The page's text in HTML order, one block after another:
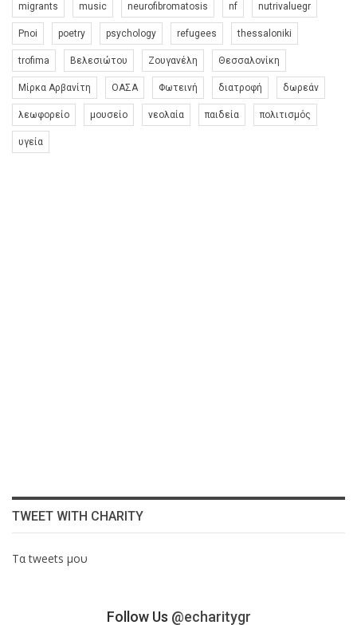
migrants music neurofibromatosis nf nutrivaluegr
Pnoi poetry psychology refugees thessaloniki
trofima Βελεσιώτου Ζουγανέλη Θεσσαλονίκη
Μίρκα Αρβανίτη ΟΑΣΑ Φωτεινή διατροφή δωρεάν
λεωφορείο μουσείο νεολαία παιδεία πολιτισμός
υγεία
TWEET WITH CHARITY
Τα tweets μου
Follow Us @echaritygr